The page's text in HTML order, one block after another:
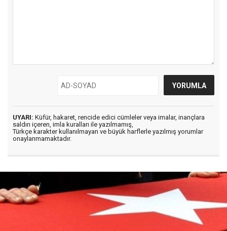
UYARI: Küfür, hakaret, rencide edici cümleler veya imalar, inançlara
saldırı içeren, imla kuralları ile yazılmamış,
Türkçe karakter kullanılmayan ve büyük harflerle yazılmış yorumlar
onaylanmamaktadır.